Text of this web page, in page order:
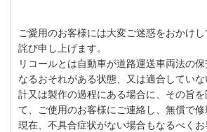
ご愛用のお客様には大変ご迷惑をおかけ
詫び申し上げます。
リコールとは自動車が道路運送車両法の保
なるおそれがある状態、又は適合してい
計又は製作の過程にある場合に、その旨
て、ご使用のお客様にご連絡し、無償で修
現在、不具合症状がない場合もなるべくお